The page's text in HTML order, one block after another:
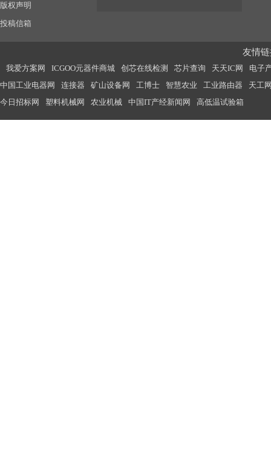
版权声明
投稿信箱
友情
我爱方案网 ICGOO元器件商城 创芯在线检测 芯片查询 天天IC网
电子
中国工业电器网
连接器 矿山设备网 工博士 智慧农业 工业路由器
天工
今日招标网
塑料机械网 农业机械 中国IT产经新闻网 高低温试验箱